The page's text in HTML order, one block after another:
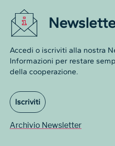
Accedi o iscriviti alla nostra
Informazioni per restare
della cooperazione.
Iscriviti
Archivio Newsletter